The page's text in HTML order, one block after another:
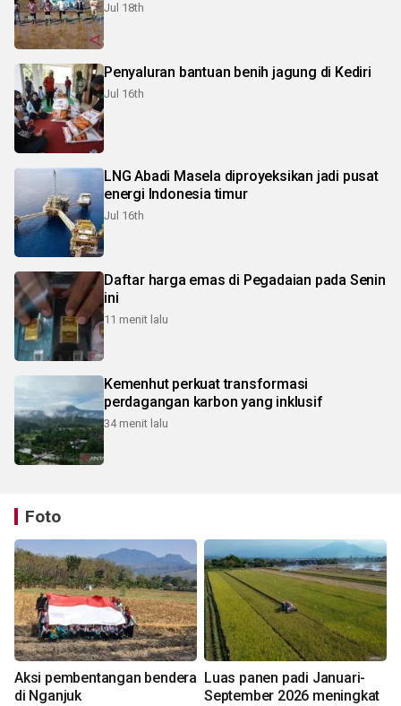
Jul 18th
Penyaluran bantuan benih jagung di Kediri
Jul 16th
LNG Abadi Masela diproyeksikan jadi pusat
energi Indonesia timur
Jul 16th
Daftar harga emas di Pegadaian pada Senin
ini
11 menit lalu
Kemenhut perkuat transformasi
perdagangan karbon yang inklusif
34 menit lalu
Foto
Aksi pembentangan bendera
di Nganjuk
Luas panen padi Januari-
September 2026 meningkat